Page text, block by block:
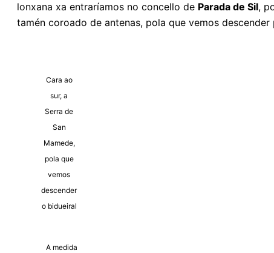
lonxana xa entraríamos no concello de Parada de Sil,
tamén coroado de antenas, pola que vemos descender
Cara ao
sur, a
Serra de
San
Mamede,
pola que
vemos
descender
o bidueiral
A medida